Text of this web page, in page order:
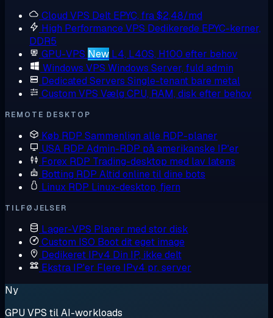
Cloud VPS Delt EPYC, fra $2,48/md
High Performance VPS Dedikerede EPYC-kerner,
DDR5
GPU-VPS New L4, L40S, H100 efter behov
Windows VPS Windows Server, fuld admin
Dedicated Servers Single-tenant bare metal
Custom VPS Vælg CPU, RAM, disk efter behov
REMOTE DESKTOP
Køb RDP Sammenlign alle RDP-planer
USA RDP Admin-RDP på amerikanske IP'er
Forex RDP Trading-desktop med lav latens
Botting RDP Altid online til dine bots
Linux RDP Linux-desktop, fjern
TILFØJELSER
Lager-VPS Planer med stor disk
Custom ISO Boot dit eget image
Dedikeret IPv4 Din IP, ikke delt
Ekstra IP'er Flere IPv4 pr. server
Ny
GPU VPS til AI-workloads